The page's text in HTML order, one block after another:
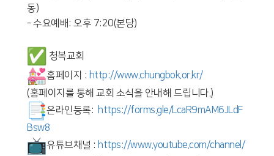
동)
- 수요예배: 오후 7:20(본당)
청복교회
홈페이지 : http://www.chungbok.or.kr/
(홈페이지를 통해 교회 소식을 안내해 드립니다.)
온라인등록: https://forms.gle/LcaR9mAM6JLdF
Bsw8
유튜브채널 : https://www.youtube.com/channel/